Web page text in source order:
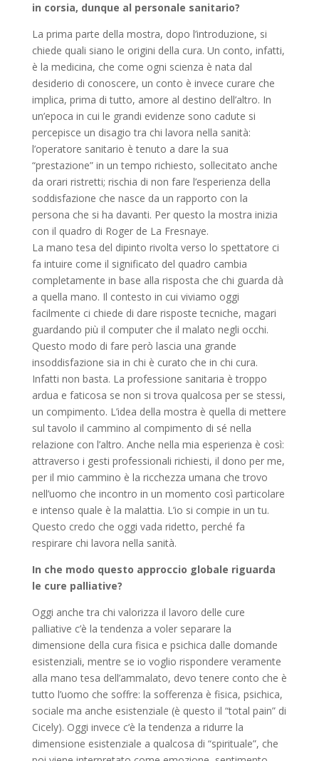
in corsia, dunque al personale sanitario?
La prima parte della mostra, dopo l’introduzione, si
chiede quali siano le origini della cura. Un conto, infatti,
è la medicina, che come ogni scienza è nata dal
desiderio di conoscere, un conto è invece curare che
implica, prima di tutto, amore al destino dell’altro. In
un’epoca in cui le grandi evidenze sono cadute si
percepisce un disagio tra chi lavora nella sanità:
l’operatore sanitario è tenuto a dare la sua
“prestazione” in un tempo richiesto, sollecitato anche
da orari ristretti; rischia di non fare l’esperienza della
soddisfazione che nasce da un rapporto con la
persona che si ha davanti. Per questo la mostra inizia
con il quadro di Roger de La Fresnaye.
La mano tesa del dipinto rivolta verso lo spettatore ci
fa intuire come il significato del quadro cambia
completamente in base alla risposta che chi guarda dà
a quella mano. Il contesto in cui viviamo oggi
facilmente ci chiede di dare risposte tecniche, magari
guardando più il computer che il malato negli occhi.
Questo modo di fare però lascia una grande
insoddisfazione sia in chi è curato che in chi cura.
Infatti non basta. La professione sanitaria è troppo
ardua e faticosa se non si trova qualcosa per se stessi,
un compimento. L’idea della mostra è quella di mettere
sul tavolo il cammino al compimento di sé nella
relazione con l’altro. Anche nella mia esperienza è così:
attraverso i gesti professionali richiesti, il dono per me,
per il mio cammino è la ricchezza umana che trovo
nell’uomo che incontro in un momento così particolare
e intenso quale è la malattia. L’io si compie in un tu.
Questo credo che oggi vada ridetto, perché fa
respirare chi lavora nella sanità.
In che modo questo approccio globale riguarda
le cure palliative?
Oggi anche tra chi valorizza il lavoro delle cure
palliative c’è la tendenza a voler separare la
dimensione della cura fisica e psichica dalle domande
esistenziali, mentre se io voglio rispondere veramente
alla mano tesa dell’ammalato, devo tenere conto che è
tutto l’uomo che soffre: la sofferenza è fisica, psichica,
sociale ma anche esistenziale (è questo il “total pain” di
Cicely). Oggi invece c’è la tendenza a ridurre la
dimensione esistenziale a qualcosa di “spirituale”, che